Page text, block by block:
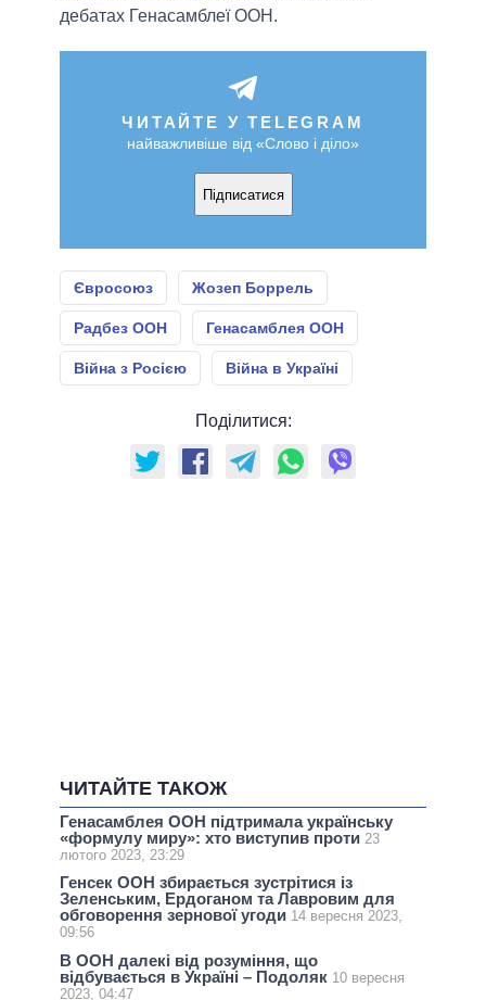
дебатах Генасамблеї ООН.
ЧИТАЙТЕ У TELEGRAM
найважливіше від «Слово і діло»
Підписатися
Євросоюз Жозеп Боррель
Радбез ООН Генасамблея ООН
Війна з Росією Війна в Україні
Поділитися:
ЧИТАЙТЕ ТАКОЖ
Генасамблея ООН підтримала українську
«формулу миру»: хто виступив проти 23
лютого 2023, 23:29
Генсек ООН збирається зустрітися із
Зеленським, Ердоганом та Лавровим для
обговорення зернової угоди 14 вересня 2023,
09:56
В ООН далекі від розуміння, що
відбувається в Україні – Подоляк 10 вересня
2023, 04:47